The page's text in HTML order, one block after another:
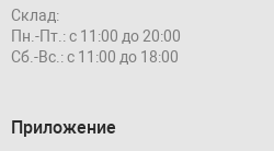
Склад:
Пн.-Пт.: с 11:00 до 20:00
Сб.-Вс.: с 11:00 до 18:00
Приложение